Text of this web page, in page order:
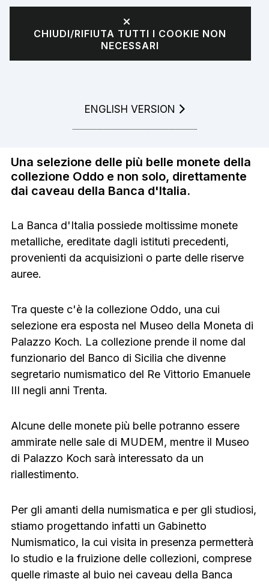
Esposizione
Numismatica
Una selezione delle più belle monete della
collezione Oddo e non solo, direttamente
dai caveau della Banca d'Italia.
La Banca d'Italia possiede moltissime monete
metalliche, ereditate dagli istituti precedenti,
provenienti da acquisizioni o parte delle riserve
auree.
Tra queste c'è la collezione Oddo, una cui
selezione era esposta nel Museo della Moneta di
Palazzo Koch. La collezione prende il nome dal
funzionario del Banco di Sicilia che divenne
segretario numismatico del Re Vittorio Emanuele
III negli anni Trenta.
Alcune delle monete più belle potranno essere
ammirate nelle sale di MUDEM, mentre il Museo
di Palazzo Koch sarà interessato da un
riallestimento.
Per gli amanti della numismatica e per gli studiosi,
stiamo progettando infatti un Gabinetto
Numismatico, la cui visita in presenza permetterà
lo studio e la fruizione delle collezioni, comprese
quelle rimaste al buio nei caveau della Banca
CHIUDI/RIFIUTA TUTTI I COOKIE NON
NECESSARI
GO TO
ENGLISH VERSION